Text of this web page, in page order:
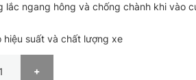
lắc ngang hông và chống chành khi vào
hiệu suất và chất lượng xe